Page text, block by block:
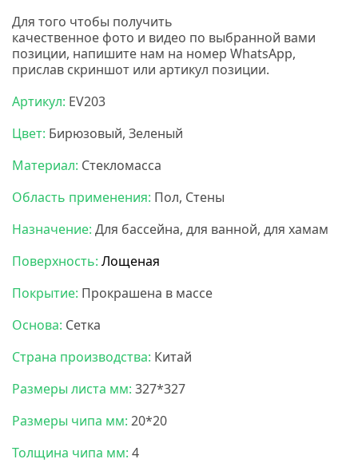
Для того чтобы получить
качественное фото и видео по выбранной вами
позиции, напишите нам на номер WhatsApp,
прислав скриншот или артикул позиции.
Артикул: EV203
Цвет: Бирюзовый, Зеленый
Материал: Стекломасса
Область применения: Пол, Стены
Назначение: Для бассейна, для ванной, для хамам
Поверхность: Лощеная
Покрытие: Прокрашена в массе
Основа: Сетка
Страна производства: Китай
Размеры листа мм: 327*327
Размеры чипа мм: 20*20
Толщина чипа мм: 4